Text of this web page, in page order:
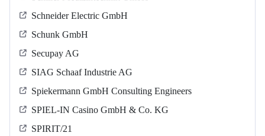
Schneider Electric GmbH
Schunk GmbH
Secupay AG
SIAG Schaaf Industrie AG
Spiekermann GmbH Consulting Engineers
SPIEL-IN Casino GmbH & Co. KG
SPIRIT/21